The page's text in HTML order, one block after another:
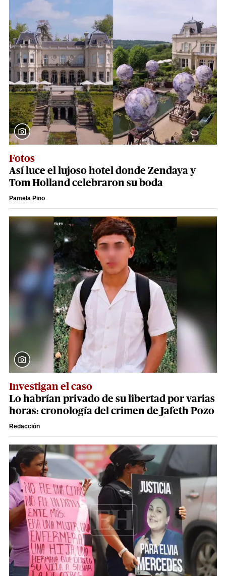
Fotos
Así luce el lujoso hotel donde Zendaya y
Tom Holland celebraron su boda
Pamela Pino
Investigan el caso
Lo habrían privado de su libertad por varias
horas: cronología del crimen de Jafeth Pozo
Redacción